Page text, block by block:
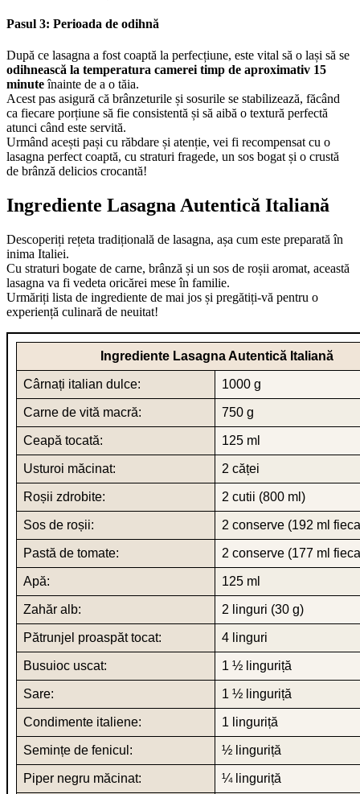
Pasul 3: Perioada de odihnă
După ce lasagna a fost coaptă la perfecțiune, este vital să o lași să se
odihnească la temperatura camerei timp de aproximativ 15
minuteînainte de a o tăia.
Acest pas asigură că brânzeturile și sosurile se stabilizează, făcând
ca fiecare porțiune să fie consistentă și să aibă o textură perfectă
atunci când este servită.
Urmând acești pași cu răbdare și atenție, vei fi recompensat cu o
lasagna perfect coaptă, cu straturi fragede, un sos bogat și o crustă
de brânză delicios crocantă!
Ingrediente Lasagna Autentică Italiană
Descoperiți rețeta tradițională de lasagna, așa cum este preparată în
inima Italiei.
Cu straturi bogate de carne, brânză și un sos de roșii aromat, această
lasagna va fi vedeta oricărei mese în familie.
Urmăriți lista de ingrediente de mai jos și pregătiți-vă pentru o
experiență culinară de neuitat!
Ingrediente Lasagna Autentică Italiană
Cârnați italian dulce: 1000 g
Carne de vită macră: 750 g
Ceapă tocată: 125 ml
Usturoi măcinat: 2 căței
Roșii zdrobite: 2 cutii (800 ml)
Sos de roșii: 2 conserve (192 ml
Pastă de tomate: 2 conserve (177 ml
Apă: 125 ml
Zahăr alb: 2 linguri (30 g)
Pătrunjel proaspăt tocat: 4 linguri
Busuioc uscat: 1 ½ linguriță
Sare: 1 ½ linguriță
Condimente italiene: 1 linguriță
Semințe de fenicul: ½ linguriță
Piper negru măcinat: ¼ linguriță